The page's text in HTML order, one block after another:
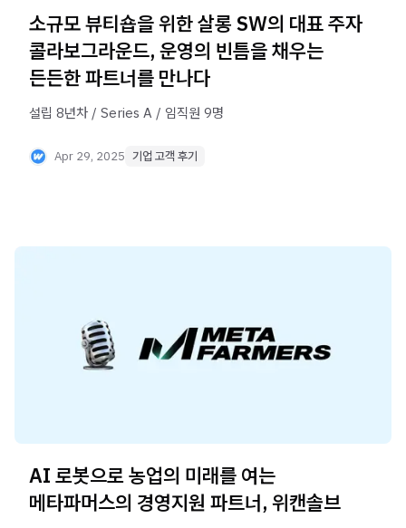
소규모 뷰티숍을 위한 살롱 SW의 대표 주자
콜라보그라운드, 운영의 빈틈을 채우는
든든한 파트너를 만나다
설립 8년차 / Series A / 임직원 9명
Apr 29, 2025 기업 고객 후기
AI 로봇으로 농업의 미래를 여는
메타파머스의 경영지원 파트너, 위캔솔브